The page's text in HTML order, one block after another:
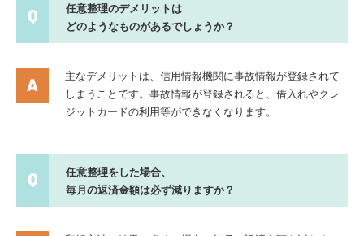
任意整理のデメリットは
どのようなものがあるでしょうか？
主なデメリットは、信用情報機関に事故情報が登録されて
しまうことです。事故情報が登録されると、借入れやクレ
ジットカードの利用等ができなくなります。
任意整理をした場合、
毎月の返済金額は必ず減りますか？